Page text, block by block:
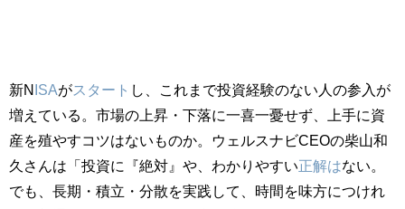
新N ISAがスタート し、これまで投資経験のない人の参入が
増えている。市場の上昇・下落に一喜一憂せず、上手に資
産を殖やすコツはないものか。ウェルスナビCEOの柴山和
久さんは「投資に『絶対』や、わかりやすい正解はない。
でも、長期・積立・分散を実践して、時間を味方につけれ